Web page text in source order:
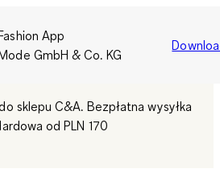
App
GmbH & Co. KG
sklepu C&A. Bezpłatna wysyłka
od PLN 170